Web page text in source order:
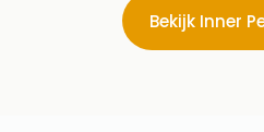
Bekijk Inner